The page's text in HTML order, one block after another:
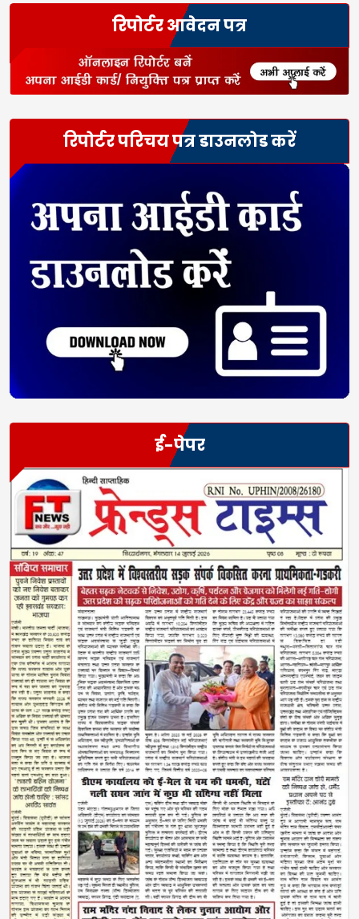
रिपोर्टर आवेदन पत्र
रिपोर्टर परिचय पत्र डाउनलोड करें
ई-पेपर